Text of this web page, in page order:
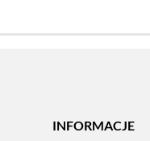
INFORMACJE